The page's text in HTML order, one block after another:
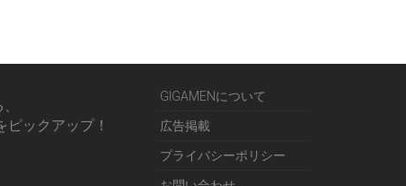
ックアップ！
GIGAMENについて
広告掲載
プライバシーポリシー